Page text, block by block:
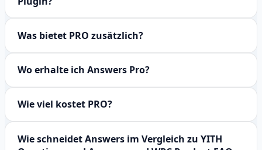
Was bietet PRO zusätzlich?
Wo erhalte ich Answers Pro?
Wie viel kostet PRO?
Wie schneidet Answers im Vergleich zu YITH